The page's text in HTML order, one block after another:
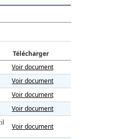
Télécharger
Voir document
Voir document
Voir document
Voir document
Voir document